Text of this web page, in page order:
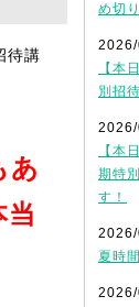
待講
あ
め切り
【本
別招
【本
期特
す！
夏時